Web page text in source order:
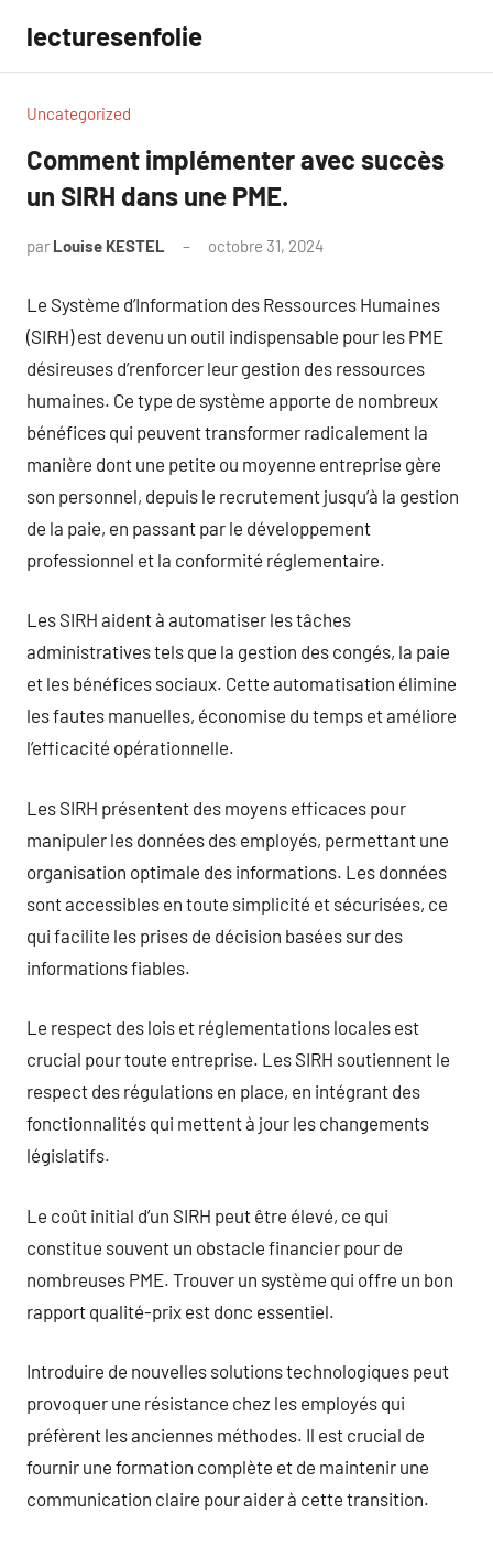
contenu
lecturesenfolie
Uncategorized
Comment implémenter avec succès
un SIRH dans une PME.
par Louise KESTEL octobre 31, 2024
Le Système d’Information des Ressources Humaines
(SIRH) est devenu un outil indispensable pour les PME
désireuses d’renforcer leur gestion des ressources
humaines. Ce type de système apporte de nombreux
bénéfices qui peuvent transformer radicalement la
manière dont une petite ou moyenne entreprise gère
son personnel, depuis le recrutement jusqu’à la gestion
de la paie, en passant par le développement
professionnel et la conformité réglementaire.
Les SIRH aident à automatiser les tâches
administratives tels que la gestion des congés, la paie
et les bénéfices sociaux. Cette automatisation élimine
les fautes manuelles, économise du temps et améliore
l’efficacité opérationnelle.
Les SIRH présentent des moyens efficaces pour
manipuler les données des employés, permettant une
organisation optimale des informations. Les données
sont accessibles en toute simplicité et sécurisées, ce
qui facilite les prises de décision basées sur des
informations fiables.
Le respect des lois et réglementations locales est
crucial pour toute entreprise. Les SIRH soutiennent le
respect des régulations en place, en intégrant des
fonctionnalités qui mettent à jour les changements
législatifs.
Le coût initial d’un SIRH peut être élevé, ce qui
constitue souvent un obstacle financier pour de
nombreuses PME. Trouver un système qui offre un bon
rapport qualité-prix est donc essentiel.
Introduire de nouvelles solutions technologiques peut
provoquer une résistance chez les employés qui
préfèrent les anciennes méthodes. Il est crucial de
fournir une formation complète et de maintenir une
communication claire pour aider à cette transition.